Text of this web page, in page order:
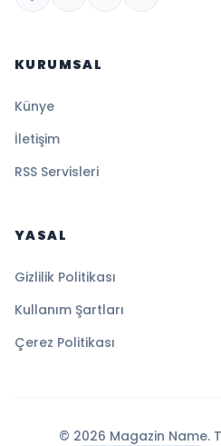
KURUMSAL
Künye
İletişim
RSS Servisleri
YASAL
Gizlilik Politikası
Kullanım Şartları
Çerez Politikası
© 2026 Magazin Name.